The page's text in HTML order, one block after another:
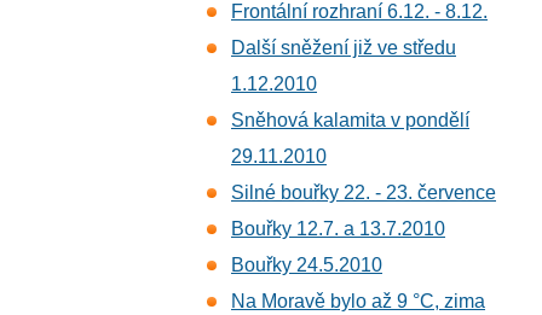
Frontální rozhraní 6.12. - 8.12.
Další sněžení již ve středu
1.12.2010
Sněhová kalamita v pondělí
29.11.2010
Silné bouřky 22. - 23. července
Bouřky 12.7. a 13.7.2010
Bouřky 24.5.2010
Na Moravě bylo až 9 °C, zima